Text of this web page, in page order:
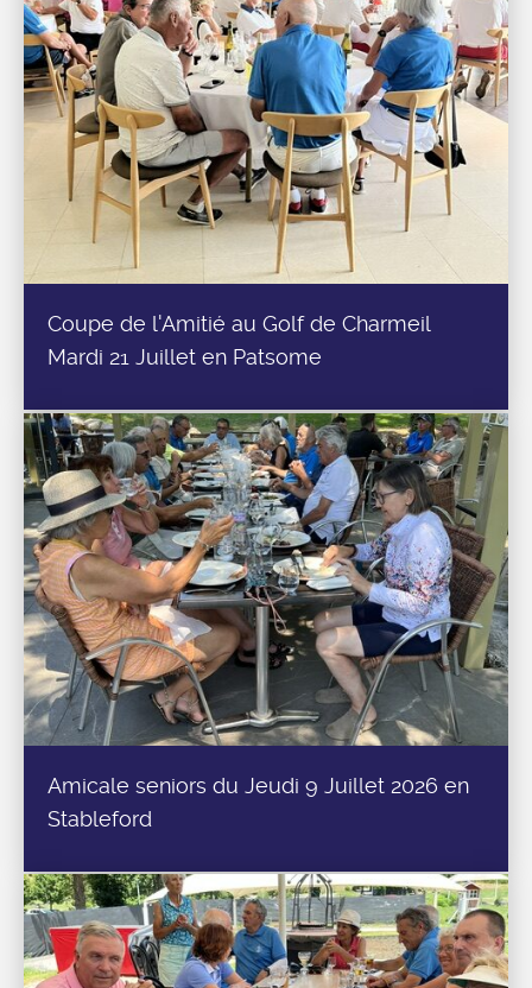
Coupe de l'Amitié au Golf de Charmeil
Mardi 21 Juillet en Patsome
Amicale seniors du Jeudi 9 Juillet 2026 en
Stableford